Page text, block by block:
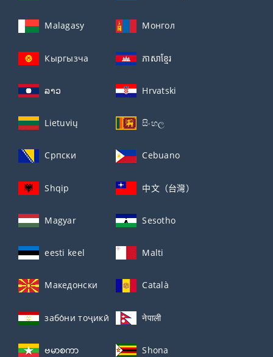
Malagasy Монгол
Кыргызча ភាសាខ្មែរ
ລາວ Hrvatski
Lietuvių සිංහල
Српски Cebuano
Shqip 中文（台灣）
Magyar Sesotho
eesti keel Malti
Македонски Català
забо́ни тоҷикӣ́ नेपाली
ဗမာစကာ Shona